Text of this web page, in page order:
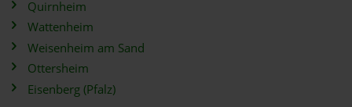
Quirnheim
Wattenheim
Weisenheim am Sand
Ottersheim
Eisenberg (Pfalz)